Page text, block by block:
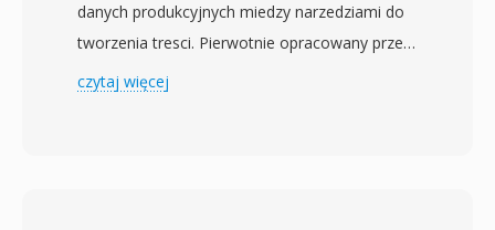
danych produkcyjnych miedzy narzedziami do
tworzenia tresci. Pierwotnie opracowany przez
konsorcjum obejmujace Microsoft, Avid
czytaj więcej